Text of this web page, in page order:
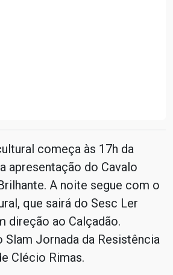
começa às 17h da
apresentação do Cavalo
A noite segue com o
que sairá do Sesc Ler
direção ao Calçadão.
Slam Jornada da Resistência
Clécio Rimas.